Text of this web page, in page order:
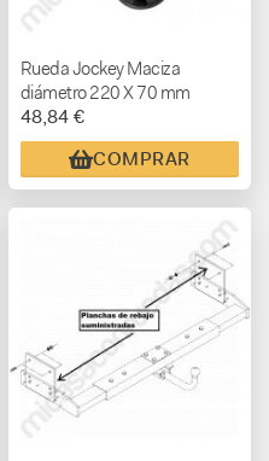
Rueda Jockey Maciza
diámetro 220 X 70 mm
48,84 €
COMPRAR